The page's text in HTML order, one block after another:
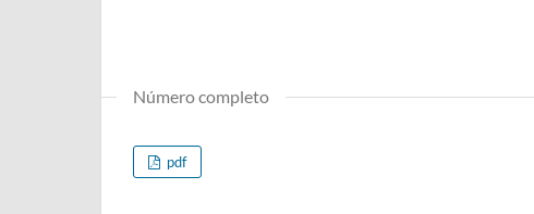
Número completo
pdf